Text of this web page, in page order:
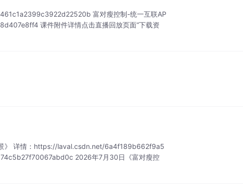
富对瘦控制-统一互联AP
课件附件详情点击直播回放页面“下载资
》 详情：https://laval.csdn.net/6a4f189b662f9a5
2026年7月30日《富对瘦控